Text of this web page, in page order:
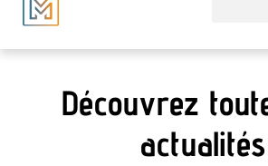
Découvrez
actualités